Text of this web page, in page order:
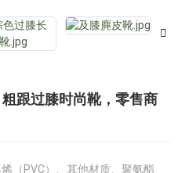
跟过膝时尚靴，零售商
（PVC）、其他材质、聚氨酯